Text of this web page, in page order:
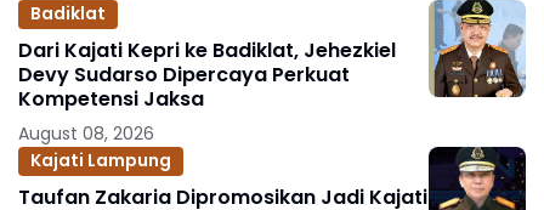
Badiklat
Dari Kajati Kepri ke Badiklat, Jehezkiel
Devy Sudarso Dipercaya Perkuat
Kompetensi Jaksa
August 08, 2026
Kajati Lampung
Taufan Zakaria Dipromosikan Jadi Kajati